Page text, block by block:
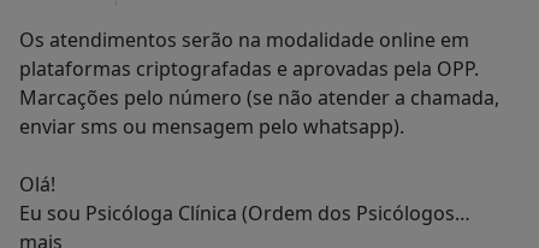
Os atendimentos serão na modalidade online em
plataformas criptografadas e aprovadas pela OPP.
Marcações pelo número (se não atender a chamada,
enviar sms ou mensagem pelo whatsapp).
Olá!
Eu sou Psicóloga Clínica (Ordem dos Psicólogos
Portugueses 24909), e 100% online para todo o
mais